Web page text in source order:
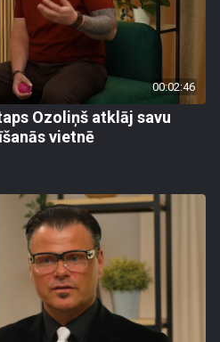
00:02:46
Ozoliņš atklāj savu
vietnē